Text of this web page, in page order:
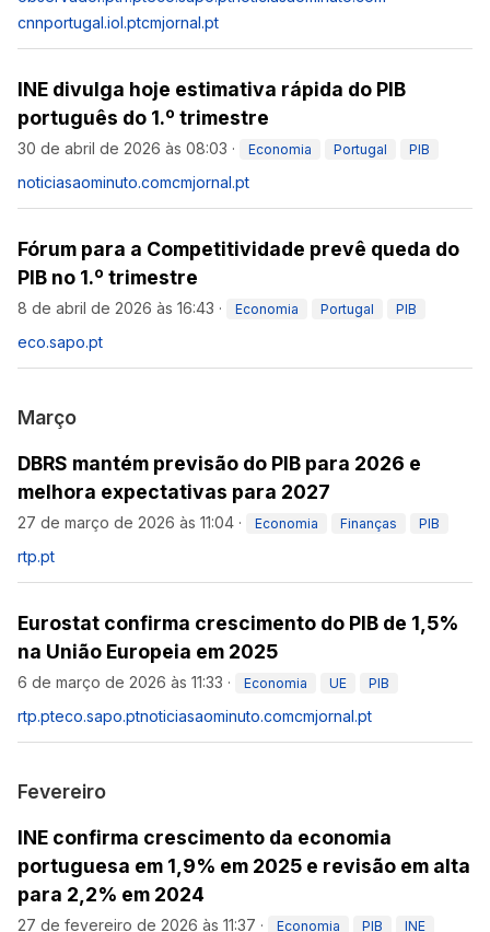
cnnportugal.iol.ptcmjornal.pt
INE divulga hoje estimativa rápida do PIB
português do 1.º trimestre
30 de abril de 2026 às 08:03 · Economia Portugal PIB
noticiasaominuto.comcmjornal.pt
Fórum para a Competitividade prevê queda do
PIB no 1.º trimestre
8 de abril de 2026 às 16:43 · Economia Portugal PIB
eco.sapo.pt
Março
DBRS mantém previsão do PIB para 2026 e
melhora expectativas para 2027
27 de março de 2026 às 11:04 · Economia Finanças PIB
rtp.pt
Eurostat confirma crescimento do PIB de 1,5%
na União Europeia em 2025
6 de março de 2026 às 11:33 · Economia UE PIB
rtp.pteco.sapo.ptnoticiasaominuto.comcmjornal.pt
Fevereiro
INE confirma crescimento da economia
portuguesa em 1,9% em 2025 e revisão em alta
para 2,2% em 2024
27 de fevereiro de 2026 às 11:37 · Economia PIB INE